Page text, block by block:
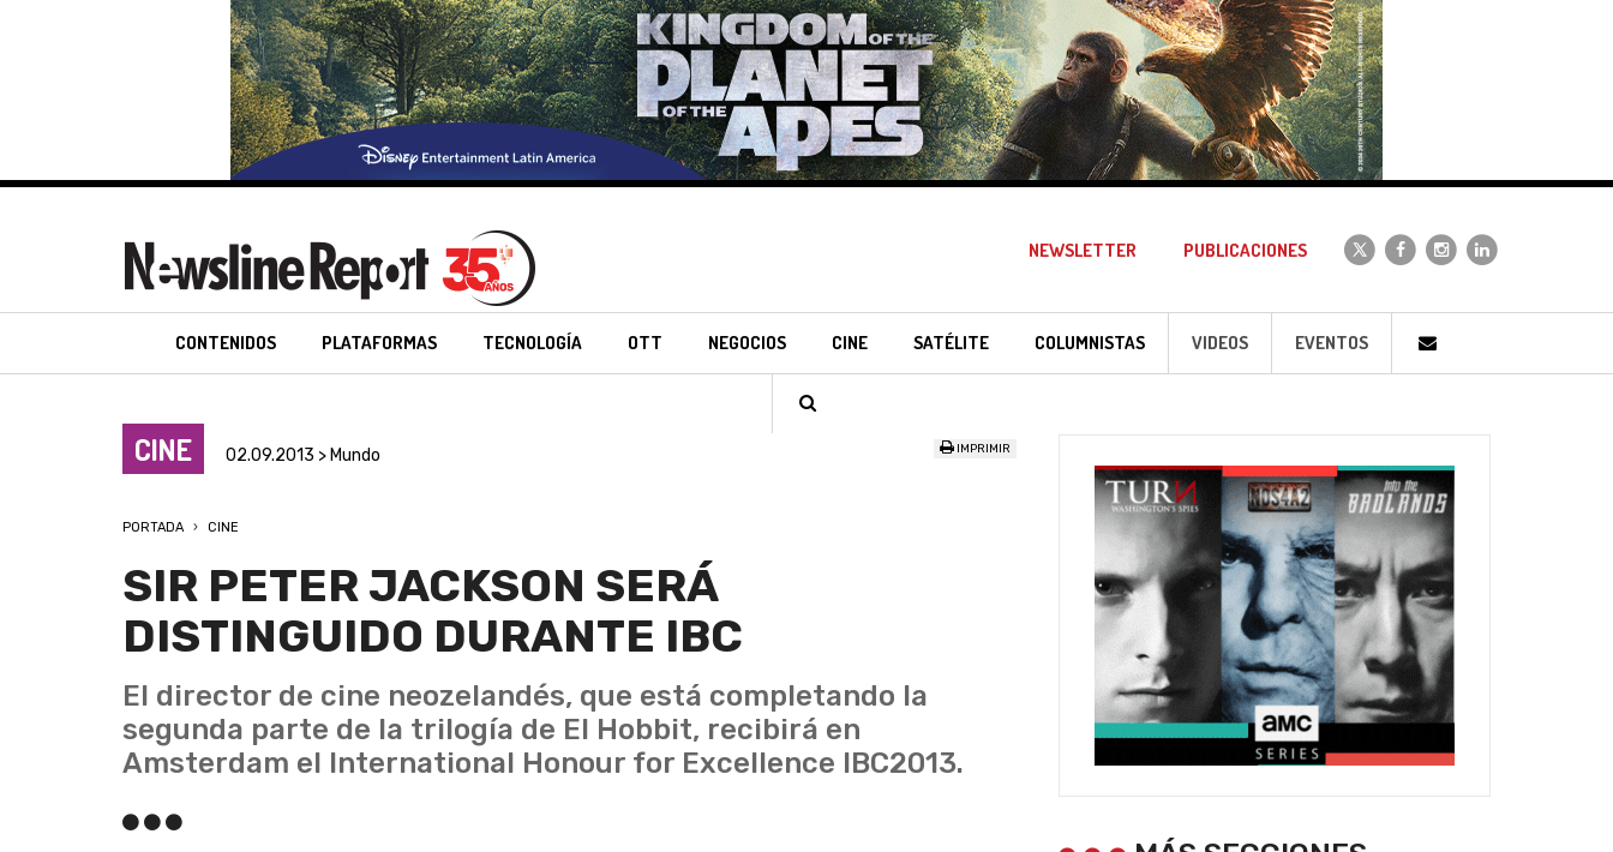
NEWSLETTER PUBLICACIONES
CONTENIDOS PLATAFORMAS TECNOLOGÍA OTT NEGOCIOS CINE SATÉLITE COLUMNISTAS VIDEOS EVENTOS
CINE 02.09.2013 > Mundo IMPRIMIR
PORTADA CINE
SIR PETER JACKSON SERÁ
DISTINGUIDO DURANTE IBC
El director de cine neozelandés, que está completando la
segunda parte de la trilogía de El Hobbit, recibirá en
Amsterdam el International Honour for Excellence IBC2013.